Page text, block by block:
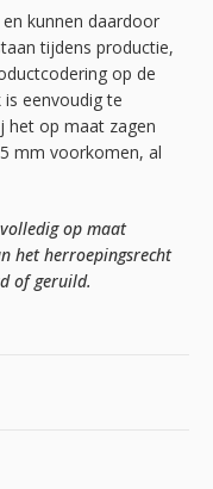
kunnen daardoor
tijdens productie,
op de
eenvoudig te
het op maat zagen
mm voorkomen, al
op maat
het herroepingsrecht
of geruild.